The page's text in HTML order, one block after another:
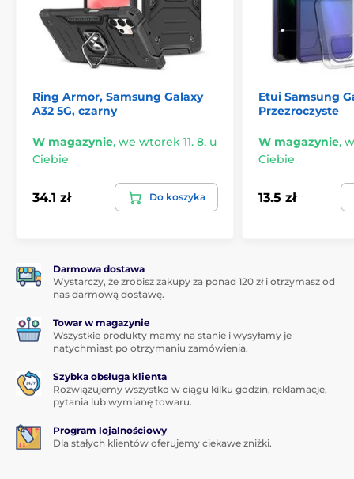
Estetyczny wygląd
Czarny kolor jest uniwersalny i dobrze prezentuje się
w połączeniu z dowolnym odcieniem. Etui dostępne
urządzeniami.
Ring Armor, Samsung Galaxy
A32 5G, czarny
W magazynie, we wtorek 11. 8. u
Ciebie
34.1 zł Do koszyka
Etui Samsung
Przezroczyste
W magazynie,
Ciebie
13.5 zł
Darmowa dostawa
Wystarczy, że zrobisz zakupy za ponad 120 zł i otrzymasz od
nas darmową dostawę.
Towar w magazynie
Wszystkie produkty mamy na stanie i wysyłamy je
natychmiast po otrzymaniu zamówienia.
Szybka obsługa klienta
Rozwiązujemy wszystko w ciągu kilku godzin, reklamacje,
pytania lub wymianę towaru.
Program lojalnościowy
Dla stałych klientów oferujemy ciekawe zniżki.